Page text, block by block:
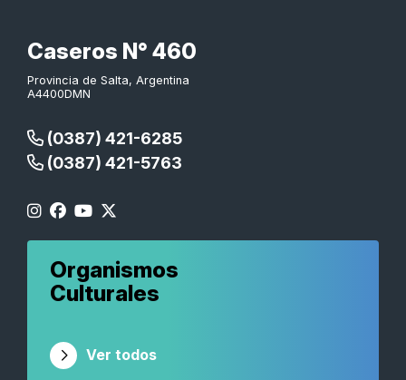
Caseros N° 460
Provincia de Salta, Argentina
A4400DMN
(0387) 421-6285
(0387) 421-5763
Organismos
Culturales
Ver todos